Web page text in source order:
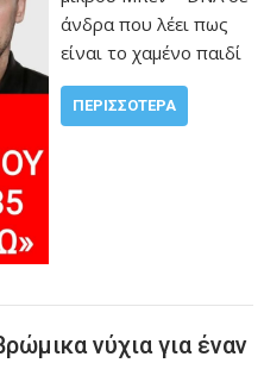
άνδρα που λέει πως
είναι το χαμένο παιδί
ΠΕΡΙΣΣΌΤΕΡΑ
νύχια για έναν